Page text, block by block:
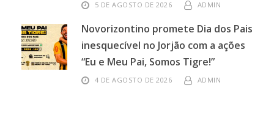
5 DE AGOSTO DE 2026 ADMIN
Novorizontino promete Dia dos Pais
inesquecível no Jorjão com a ações
“Eu e Meu Pai, Somos Tigre!”
4 DE AGOSTO DE 2026 ADMIN